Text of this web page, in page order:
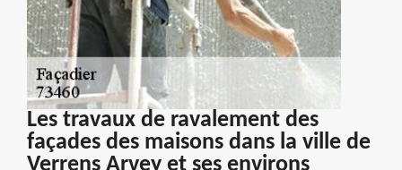
Les travaux de ravalement des
façades des maisons dans la ville de
Verrens Arvey et ses environs